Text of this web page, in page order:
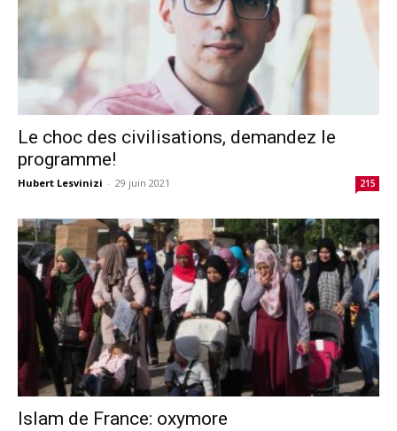
Le choc des civilisations, demandez le
programme!
Hubert Lesvinizi - 29 juin 2021 215
Islam de France: oxymore